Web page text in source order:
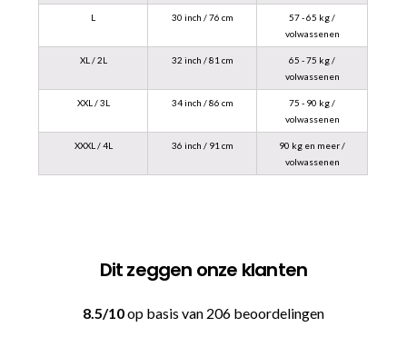
L 30 inch / 76 cm
57 - 65 kg /
volwassenen
XL / 2L 32 inch / 81 cm
65 - 75 kg /
volwassenen
XXL / 3L 34 inch / 86 cm
75 - 90 kg /
volwassenen
XXXL / 4L 36 inch / 91 cm
90 kg en meer /
volwassenen
Dit zeggen onze klanten
8.5/10op basis van 206 beoordelingen